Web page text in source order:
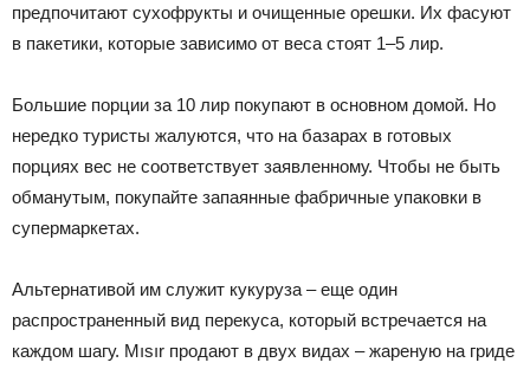
предпочитают сухофрукты и очищенные орешки. Их фасуют
в пакетики, которые зависимо от веса стоят 1–5 лир.
Большие порции за 10 лир покупают в основном домой. Но
нередко туристы жалуются, что на базарах в готовых
порциях вес не соответствует заявленному. Чтобы не быть
обманутым, покупайте запаянные фабричные упаковки в
супермаркетах.
Альтернативой им служит кукуруза – еще один
распространенный вид перекуса, который встречается на
каждом шагу. Mısır продают в двух видах – жареную на гриде